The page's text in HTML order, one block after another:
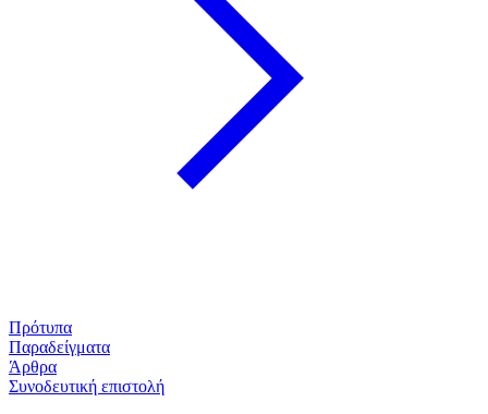
Πρότυπα
Παραδείγματα
Άρθρα
Συνοδευτική επιστολή